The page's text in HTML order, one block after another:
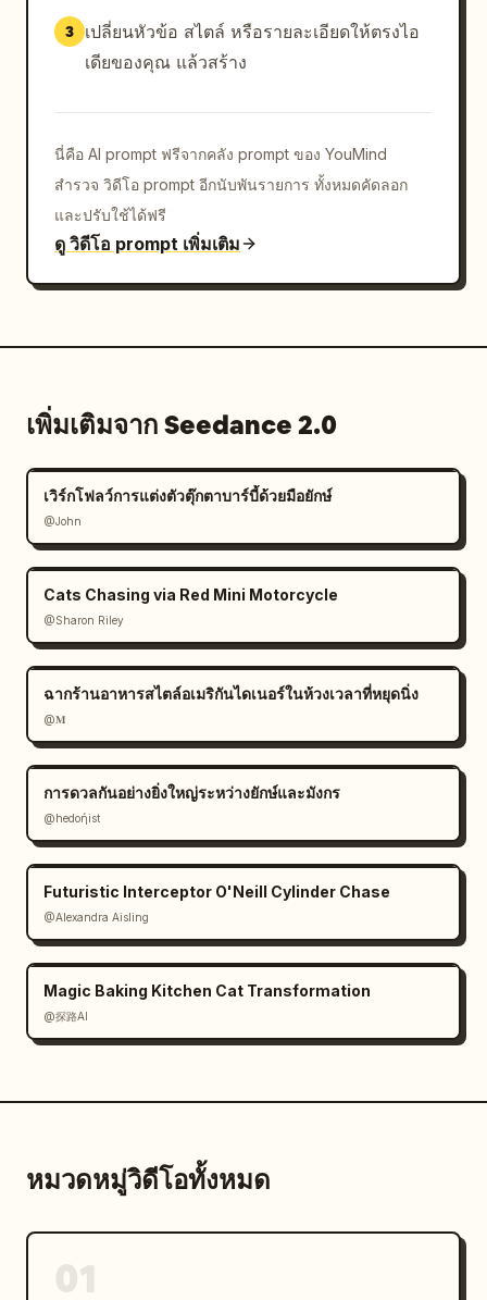
3
เปลี่ยนหัวข้อ สไตล์ หรือรายละเอียดให้ตรงไอ
เดียของคุณ แล้วสร้าง
นี่คือ AI prompt ฟรีจากคลัง prompt ของ YouMind
สำรวจ วิดีโอ prompt อีกนับพันรายการ ทั้งหมดคัดลอก
และปรับใช้ได้ฟรี
ดู วิดีโอ prompt เพิ่มเติม
เพิ่มเติมจาก Seedance 2.0
เวิร์กโฟลว์การแต่งตัวตุ๊กตาบาร์บี้ด้วยมือยักษ์
@John
Cats Chasing via Red Mini Motorcycle
@Sharon Riley
ฉากร้านอาหารสไตล์อเมริกันไดเนอร์ในห้วงเวลาที่หยุดนิ่ง
@𝐌
การดวลกันอย่างยิ่งใหญ่ระหว่างยักษ์และมังกร
@hedoήist
Futuristic Interceptor O'Neill Cylinder Chase
@Alexandra Aisling
Magic Baking Kitchen Cat Transformation
@探路AI
หมวดหมู่วิดีโอทั้งหมด